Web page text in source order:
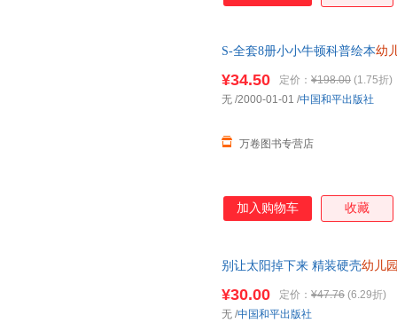
S-全套8册小小牛顿科普绘本幼
¥34.50 定价： ¥198.00 (1.75折)
万卷图书专营店
无 /2000-01-01 /中国和平出版社
加入购物车 收藏
别让太阳掉下来 精装硬壳幼儿
¥30.00 定价： ¥47.76 (6.29折)
无 /中国和平出版社